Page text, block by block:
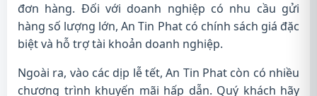
đơn hàng. Đối với doanh nghiệp có nhu cầu gửi
hàng số lượng lớn, An Tin Phat có chính sách giá đặc
biệt và hỗ trợ tài khoản doanh nghiệp.
Ngoài ra, vào các dịp lễ tết, An Tin Phat còn có nhiều
chương trình khuyến mãi hấp dẫn. Quý khách hãy